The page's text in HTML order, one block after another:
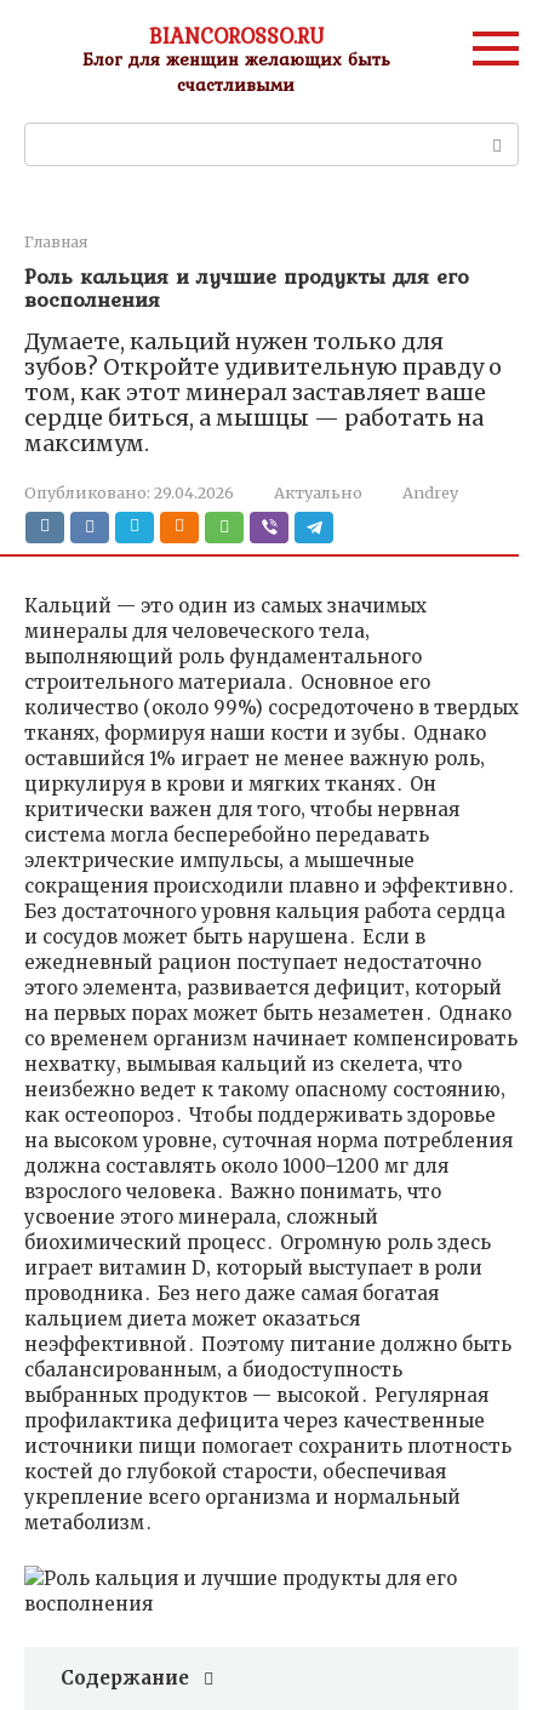
контенту
BIANCOROSSO.RU
Блог для женщин желающих быть
счастливыми
Главная
Роль кальция и лучшие продукты для его
восполнения
Думаете, кальций нужен только для
зубов? Откройте удивительную правду о
том, как этот минерал заставляет ваше
сердце биться, а мышцы — работать на
максимум.
Опубликовано: 29.04.2026 Актуально Andrey
Кальций — это один из самых значимых
минералы для человеческого тела‚
выполняющий роль фундаментального
строительного материала․ Основное его
количество (около 99%) сосредоточено в твердых
тканях‚ формируя наши кости и зубы․ Однако
оставшийся 1% играет не менее важную роль‚
циркулируя в крови и мягких тканях․ Он
критически важен для того‚ чтобы нервная
система могла бесперебойно передавать
электрические импульсы‚ а мышечные
сокращения происходили плавно и эффективно․
Без достаточного уровня кальция работа сердца
и сосудов может быть нарушена․ Если в
ежедневный рацион поступает недостаточно
этого элемента‚ развивается дефицит‚ который
на первых порах может быть незаметен․ Однако
со временем организм начинает компенсировать
нехватку‚ вымывая кальций из скелета‚ что
неизбежно ведет к такому опасному состоянию‚
как остеопороз․ Чтобы поддерживать здоровье
на высоком уровне‚ суточная норма потребления
должна составлять около 1000–1200 мг для
взрослого человека․ Важно понимать‚ что
усвоение этого минерала, сложный
биохимический процесс․ Огромную роль здесь
играет витамин D‚ который выступает в роли
проводника․ Без него даже самая богатая
кальцием диета может оказаться
неэффективной․ Поэтому питание должно быть
сбалансированным‚ а биодоступность
выбранных продуктов — высокой․ Регулярная
профилактика дефицита через качественные
источники пищи помогает сохранить плотность
костей до глубокой старости‚ обеспечивая
укрепление всего организма и нормальный
метаболизм․
Содержание